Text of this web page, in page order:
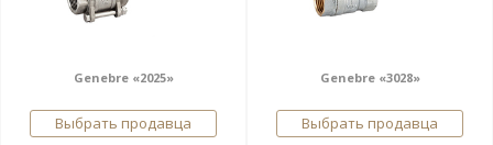
Genebre «2025»
Выбрать продавца
Genebre «3028»
Выбрать продавца